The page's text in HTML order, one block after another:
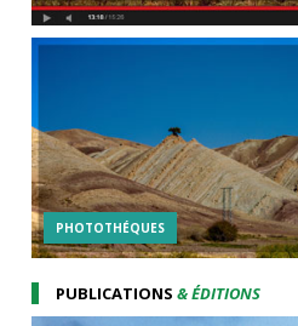
PHOTOTHÉQUES
PUBLICATIONS& ÉDITIONS